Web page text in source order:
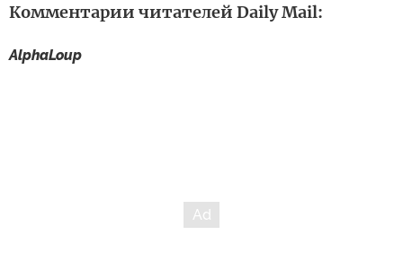
Комментарии читателей Daily Mail:
AlphaLoup